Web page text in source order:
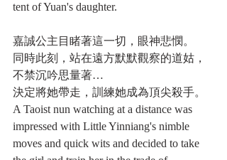
tent of Yuan's daughter.
嘉誠公主目睹著這一切，眼神悲憫。
同時此刻，站在遠方默默觀察的道姑，
不禁沉吟思量著…
決定將她帶走，訓練她成為頂尖殺手。
A Taoist nun watching at a distance was
impressed with Little Yinniang's nimble
moves and quick wits and decided to take